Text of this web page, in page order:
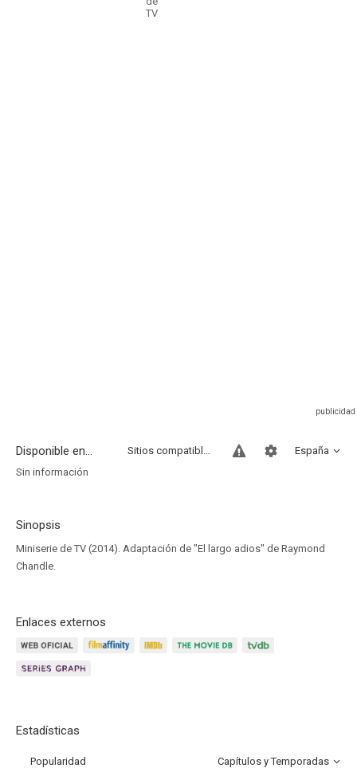
TV
Disponible en... España
Sitios compatibles
Sin información
Sinopsis
Miniserie de TV (2014). Adaptación de "El largo adios" de Raymond
Chandle.
Enlaces externos
Estadísticas
Popularidad Capítulos y Temporadas